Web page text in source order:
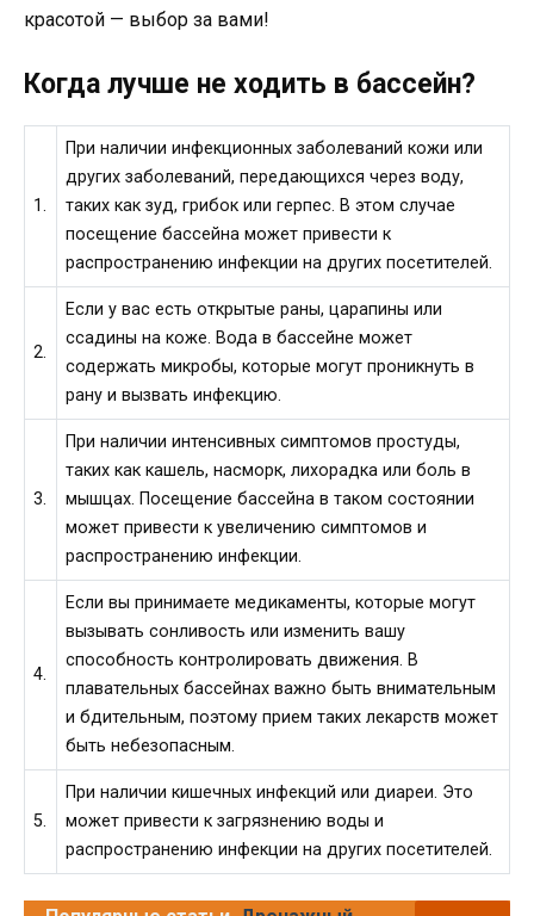
красотой — выбор за вами!
Когда лучше не ходить в бассейн?
1.
При наличии инфекционных заболеваний кожи или
других заболеваний, передающихся через воду,
таких как зуд, грибок или герпес. В этом случае
посещение бассейна может привести к
распространению инфекции на других посетителей.
2.
Если у вас есть открытые раны, царапины или
ссадины на коже. Вода в бассейне может
содержать микробы, которые могут проникнуть в
рану и вызвать инфекцию.
3.
При наличии интенсивных симптомов простуды,
таких как кашель, насморк, лихорадка или боль в
мышцах. Посещение бассейна в таком состоянии
может привести к увеличению симптомов и
распространению инфекции.
4.
Если вы принимаете медикаменты, которые могут
вызывать сонливость или изменить вашу
способность контролировать движения. В
плавательных бассейнах важно быть внимательным
и бдительным, поэтому прием таких лекарств может
быть небезопасным.
5.
При наличии кишечных инфекций или диареи. Это
может привести к загрязнению воды и
распространению инфекции на других посетителей.